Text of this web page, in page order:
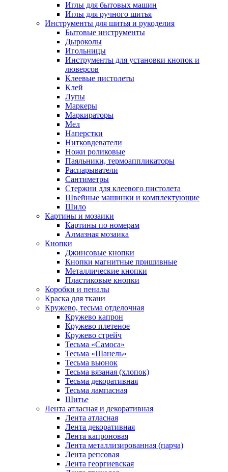
Иглы для бытовых машин
Иглы для ручного шитья
Инструменты для шитья и рукоделия
Бытовые инструменты
Дыроколы
Игольницы
Инструменты для установки кнопок и
люверсов
Клеевые пистолеты
Клей
Лупы
Маркеры
Маркираторы
Мел
Наперстки
Нитковдеватели
Ножи роликовые
Паяльники, термоаппликаторы
Распарыватели
Сантиметры
Стержни для клеевого пистолета
Швейные машинки и комплектующие
Шило
Картины и мозаики
Картины по номерам
Алмазная мозаика
Кнопки
Джинсовые кнопки
Кнопки магнитные пришивные
Металлические кнопки
Пластиковые кнопки
Коробки и пеналы
Краска для ткани
Кружево, тесьма отделочная
Кружево капрон
Кружево плетеное
Кружево стрейч
Тесьма «Самоса»
Тесьма «Шанель»
Тесьма вьюнок
Тесьма вязаная (хлопок)
Тесьма декоративная
Тесьма лампасная
Шитье
Лента атласная и декоративная
Лента атласная
Лента декоративная
Лента капроновая
Лента металлизированная (парча)
Лента репсовая
Лента георгиевская